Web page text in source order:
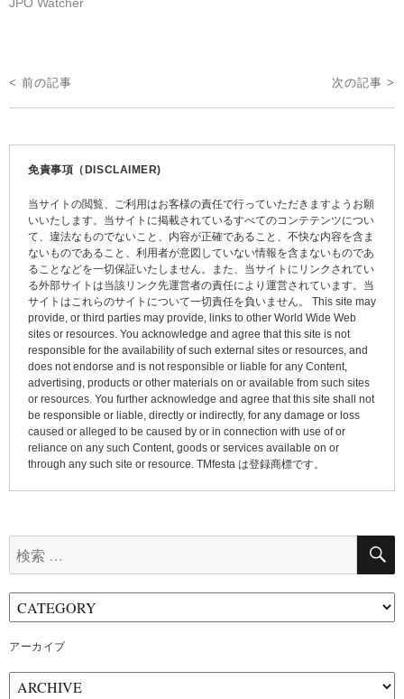
投
稿
< 前の記事 次の記事 >
免責事項（DISCLAIMER)
当サイトの閲覧、ご利用はお客様の責任で行っていただきますようお願
いいたします。当サイトに掲載されているすべてのコンテテンツについ
て、違法なものでないこと、内容が正確であること、不快な内容を含ま
ないものであること、利用者が意図していない情報を含まないものであ
ることなどを一切保証いたしません。また、当サイトにリンクされてい
る外部サイトは当該リンク先運営者の責任により運営されています。当
サイトはこれらのサイトについて一切責任を負いません。 This site may
provide, or third parties may provide, links to other World Wide Web
sites or resources. You acknowledge and agree that this site is not
responsible for the availability of such external sites or resources, and
does not endorse and is not responsible or liable for any Content,
advertising, products or other materials on or available from such sites
or resources. You further acknowledge and agree that this site shall not
be responsible or liable, directly or indirectly, for any damage or loss
caused or alleged to be caused by or in connection with use of or
reliance on any such Content, goods or services available on or
through any such site or resource. TMfesta は登録商標です。
索:
アーカイブ